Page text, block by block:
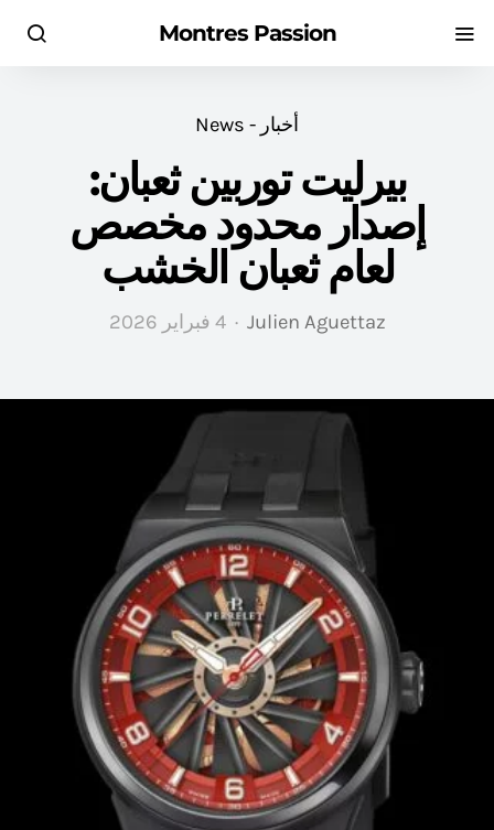
Montres Passion
أخبار - News
بيرليت توربين ثعبان:
إصدار محدود مخصص
لعام ثعبان الخشب
Julien Aguettaz 4 فبراير 2026